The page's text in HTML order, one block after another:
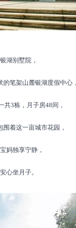
银湖别墅院，
的笔架山麓银湖度假中心，
共3栋，月子房48间，
围着这一亩城市花园，
妈独享宁静，
安心坐月子。